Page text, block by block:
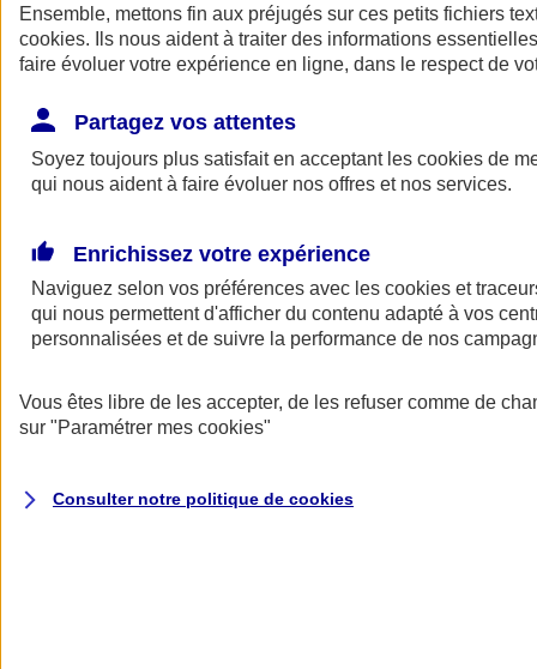
Demander
Soyez assuré en cas de panne au moment de livrer vos clients,
d'accident avec le véhicule de votre entreprise, ou de vol de véhicule
avec votre matériel professionnel.
Une assurance adaptée aux besoins des travailleurs indépendants.
Exemples : un kinésithérapeute ne peut assurer sa tournée en raison
ci ne peut effectuer ses livraisons... Lors d’un accrochage avec sa
camionnette, les outils d’un artisan du BTP sont endommagés. Parce
que votre véhicule est indispensable à l’exercice de votre profession,
Ensemble, mettons fin aux préjugés sur ces petits fichiers
cookies. Ils nous aident à traiter des informations
faire évoluer votre expérience en ligne, dans le respect de
Partagez vos attentes
Soyez toujours plus satisfait en acceptant les cookies de
qui nous aident à faire évoluer nos offres et nos services.
Enrichissez votre expérience
Naviguez selon vos préférences avec les cookies et
qui nous permettent d'afficher du contenu adapté à vos
personnalisées et de suivre la performance de nos
Vous êtes libre de les accepter, de les refuser comme de
sur "Paramétrer mes cookies"
Consulter notre politique de cookies